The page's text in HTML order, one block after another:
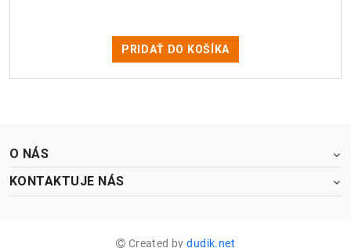
PRIDAŤ DO KOŠÍKA
O NÁS
KONTAKTUJE NÁS
Created bydudik.net